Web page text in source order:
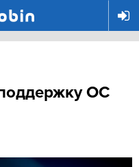
ОС